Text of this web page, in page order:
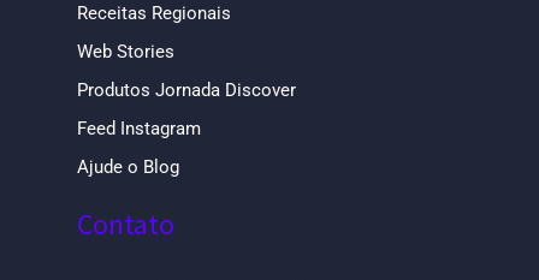
Receitas Regionais
Web Stories
Produtos Jornada Discover
Feed Instagram
Ajude o Blog
Contato